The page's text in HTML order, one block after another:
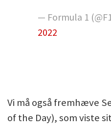
— Formula 1
2022
Vi må også fremhæve
of the Day), som viste